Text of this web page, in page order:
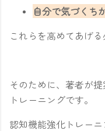
自分で気づくち
これらを高めてあげる
そのために、著者が
トレーニングです。
認知機能強化トレーニ